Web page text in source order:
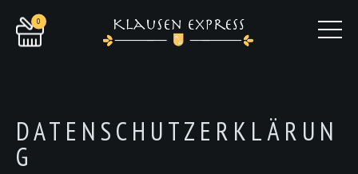
0
DATENSCHUTZERKLÄRUN
G